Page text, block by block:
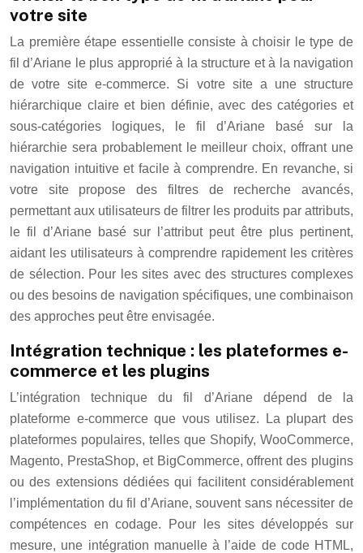
votre site
La première étape essentielle consiste à choisir le type de
fil d’Ariane le plus approprié à la structure et à la navigation
de votre site e-commerce. Si votre site a une structure
hiérarchique claire et bien définie, avec des catégories et
sous-catégories logiques, le fil d’Ariane basé sur la
hiérarchie sera probablement le meilleur choix, offrant une
navigation intuitive et facile à comprendre. En revanche, si
votre site propose des filtres de recherche avancés,
permettant aux utilisateurs de filtrer les produits par attributs,
le fil d’Ariane basé sur l’attribut peut être plus pertinent,
aidant les utilisateurs à comprendre rapidement les critères
de sélection. Pour les sites avec des structures complexes
ou des besoins de navigation spécifiques, une combinaison
des approches peut être envisagée.
Intégration technique : les plateformes e-
commerce et les plugins
L’intégration technique du fil d’Ariane dépend de la
plateforme e-commerce que vous utilisez. La plupart des
plateformes populaires, telles que Shopify, WooCommerce,
Magento, PrestaShop, et BigCommerce, offrent des plugins
ou des extensions dédiées qui facilitent considérablement
l’implémentation du fil d’Ariane, souvent sans nécessiter de
compétences en codage. Pour les sites développés sur
mesure, une intégration manuelle à l’aide de code HTML,